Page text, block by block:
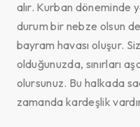
alır. Kurban döneminde
durum bir nebze olsun
bayram havası oluşur.
olduğunuzda, sınırları
olursunuz. Bu halkada
zamanda kardeşlik